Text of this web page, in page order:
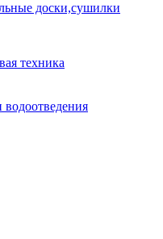
доски,сушилки
техника
водоотведения